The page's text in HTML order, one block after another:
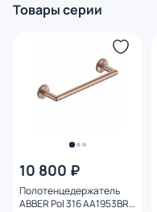
Товары серии
10 800 ₽
Полотенцедержатель
ABBER Pol 316 AA1953BRG